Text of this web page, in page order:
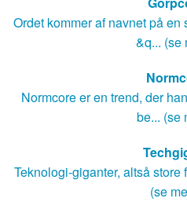
Ordet kommer af navnet på
&q... (se
Normcore er en trend, der
be... (se
Teknologi-giganter, altså store
(se